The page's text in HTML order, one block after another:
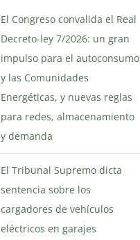
El Congreso convalida el Real
Decreto-ley 7/2026: un gran
impulso para el autoconsumo
y las Comunidades
Energéticas, y nuevas reglas
para redes, almacenamiento
y demanda
El Tribunal Supremo dicta
sentencia sobre los
cargadores de vehículos
eléctricos en garajes